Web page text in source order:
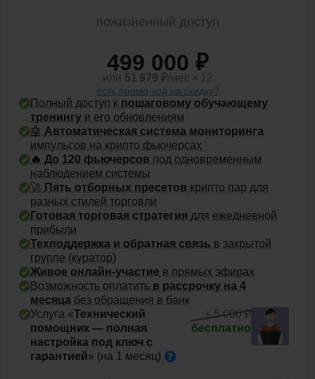
пожизненный доступ
499 000 ₽
или 51 979 ₽/мес × 12
есть промо-код на скидку?
Полный доступ к пошаговому обучающему
тренингу и его обновлениям
🤖 Автоматическая система мониторинга
импульсов на крипто фьючерсах
🔥 До 120 фьючерсов под одновременным
наблюдением системы
🚀 Пять отборных пресетов крипто пар для
разных стилей торговли
Готовая торговая стратегия для ежедневной
прибыли
Техподдержка и обратная связь в закрытой
группе (куратор)
Живое онлайн-участие в прямых эфирах
Возможность оплатить в рассрочку на 4
месяца без обращения в банк
Услуга «Технический
помощник — полная
настройка под ключ с
гарантией» (на 1 месяц)
+ 5 000 ₽
бесплатно